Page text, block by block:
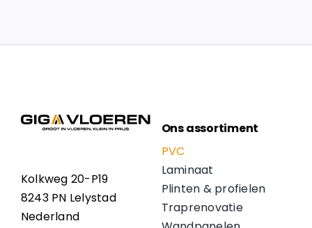
Kolkweg 20-P19
8243 PN Lelystad
Nederland
Ons assortiment
PVC
Laminaat
Plinten & profielen
Traprenovatie